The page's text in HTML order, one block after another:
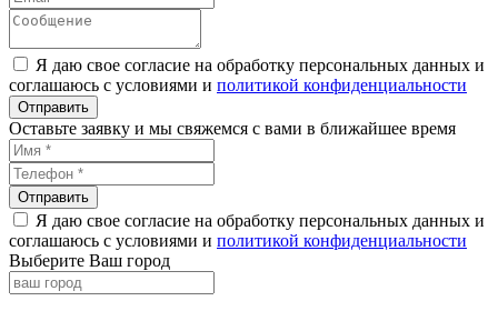
Я даю свое согласие на обработку персональных данных и
соглашаюсь с условиями и политикой конфиденциальности
Оставьте заявку и мы свяжемся с вами в ближайшее время
Я даю свое согласие на обработку персональных данных и
соглашаюсь с условиями и политикой конфиденциальности
Выберите Ваш город